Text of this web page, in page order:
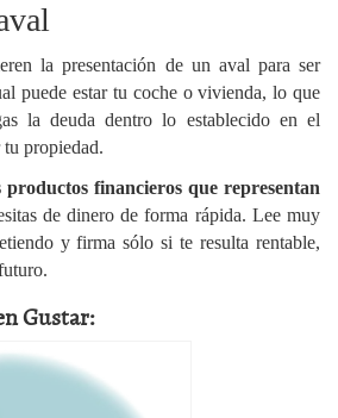
la presentación de un aval para ser
puede estar tu coche o vivienda, lo que
la deuda dentro lo establecido en el
propiedad.
productos financieros que representan
de dinero de forma rápida. Lee muy
y firma sólo si te resulta rentable,
Gustar: